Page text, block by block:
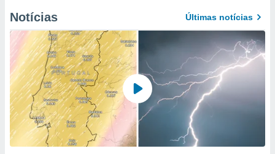
Notícias Últimas notícias